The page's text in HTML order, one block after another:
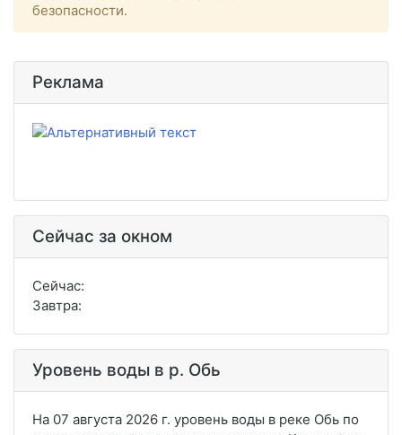
безопасности.
Реклама
Сейчас за окном
Сейчас:
Завтра:
Уровень воды в р. Обь